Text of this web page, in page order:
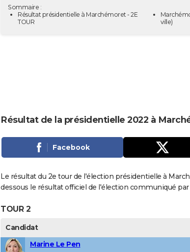
Sommaire :
Résultat présidentielle à Marchémoret - 2E
TOUR
ville)
Résultat de la présidentielle 2022 à
Facebook
Le résultat du 2e tour de l'élection présidentielle à
dessous le résultat officiel de l'élection communiqué
TOUR 2
Candidat
Marine Le Pen